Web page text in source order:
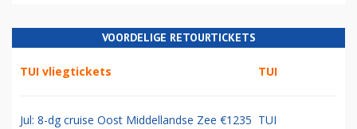
VOORDELIGE RETOURTICKETS
TUI vliegtickets TUI
Jul: 8-dg cruise Oost Middellandse Zee €1235 TUI